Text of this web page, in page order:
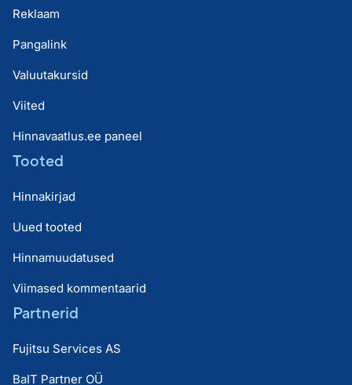
Reklaam
Pangalink
Valuutakursid
Viited
Hinnavaatlus.ee paneel
Tooted
Hinnakirjad
Uued tooted
Hinnamuudatused
Viimased kommentaarid
Partnerid
Fujitsu Services AS
BaIT Partner OÜ